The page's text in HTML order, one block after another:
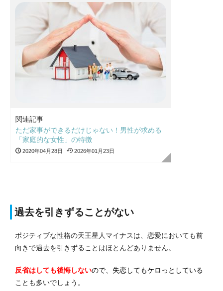
関連記事
ただ家事ができるだけじゃない！男性が求める
「家庭的な女性」の特徴
2020年04月28日 2026年01月23日
過去を引きずることがない
ポジティブな性格の天王星人マイナスは、恋愛においても前
向きで過去を引きずることはほとんどありません。
反省はしても後悔しないので、失恋してもケロっとしている
ことも多いでしょう。